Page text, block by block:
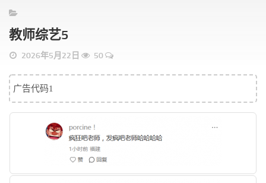
互动
评论
打赏
读者
教师综艺5
2026年5月22日 50
广告代码1